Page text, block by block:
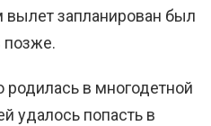
запланирован был
позже.
родилась в многодетной
удалось попасть в